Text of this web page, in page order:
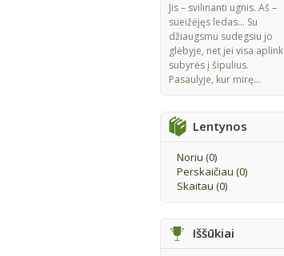
Jis – svilinanti ugnis. Aš –
sueižėjęs ledas... Su
džiaugsmu sudegsiu jo
glėbyje, net jei visa aplink
subyrės į šipulius.
Pasaulyje, kur mirę...
Lentynos
Noriu (0)
Perskaičiau (0)
Skaitau (0)
Iššūkiai